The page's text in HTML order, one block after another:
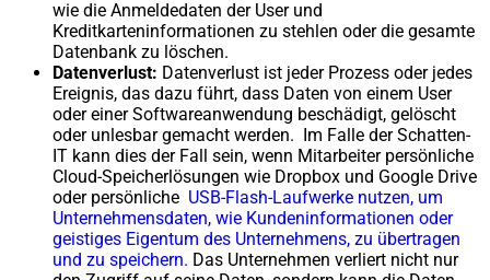
wie die Anmeldedaten der User und
Kreditkarteninformationen zu stehlen oder die gesamte
Datenbank zu löschen.
Datenverlust: Datenverlust ist jeder Prozess oder jedes
Ereignis, das dazu führt, dass Daten von einem User
oder einer Softwareanwendung beschädigt, gelöscht
oder unlesbar gemacht werden. Im Falle der Schatten-
IT kann dies der Fall sein, wenn Mitarbeiter persönliche
Cloud-Speicherlösungen wie Dropbox und Google Drive
oder persönliche USB-Flash-Laufwerke nutzen, um
Unternehmensdaten, wie Kundeninformationen oder
geistiges Eigentum des Unternehmens, zu übertragen
und zu speichern. Das Unternehmen verliert nicht nur